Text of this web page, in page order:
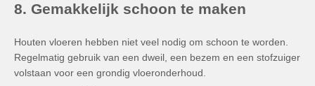
8. Gemakkelijk schoon te maken
Houten vloeren hebben niet veel nodig om schoon te worden.
Regelmatig gebruik van een dweil, een bezem en een stofzuiger
volstaan voor een grondig vloeronderhoud.